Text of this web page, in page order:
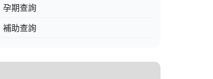
孕期查詢
補助查詢